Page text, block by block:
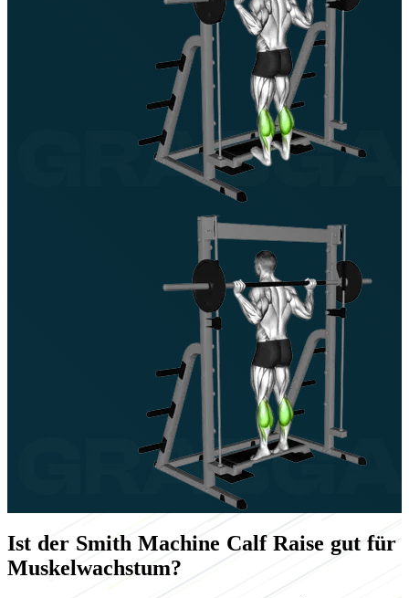
Ist der Smith Machine Calf Raise gut für
Muskelwachstum?